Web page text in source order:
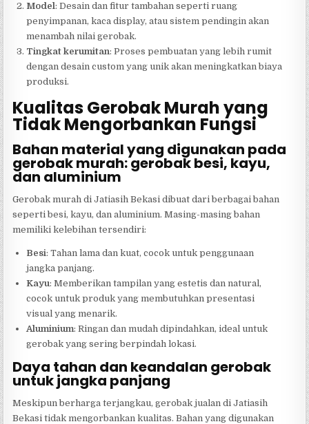
Model: Desain dan fitur tambahan seperti ruang
penyimpanan, kaca display, atau sistem pendingin akan
menambah nilai gerobak.
Tingkat kerumitan: Proses pembuatan yang lebih rumit
dengan desain custom yang unik akan meningkatkan biaya
produksi.
Kualitas Gerobak Murah yang
Tidak Mengorbankan Fungsi
Bahan material yang digunakan pada
gerobak murah: gerobak besi, kayu,
dan aluminium
Gerobak murah di Jatiasih Bekasi dibuat dari berbagai bahan
seperti besi, kayu, dan aluminium. Masing-masing bahan
memiliki kelebihan tersendiri:
Besi: Tahan lama dan kuat, cocok untuk penggunaan
jangka panjang.
Kayu: Memberikan tampilan yang estetis dan natural,
cocok untuk produk yang membutuhkan presentasi
visual yang menarik.
Aluminium: Ringan dan mudah dipindahkan, ideal untuk
gerobak yang sering berpindah lokasi.
Daya tahan dan keandalan gerobak
untuk jangka panjang
Meskipun berharga terjangkau, gerobak jualan di Jatiasih
Bekasi tidak mengorbankan kualitas. Bahan yang digunakan